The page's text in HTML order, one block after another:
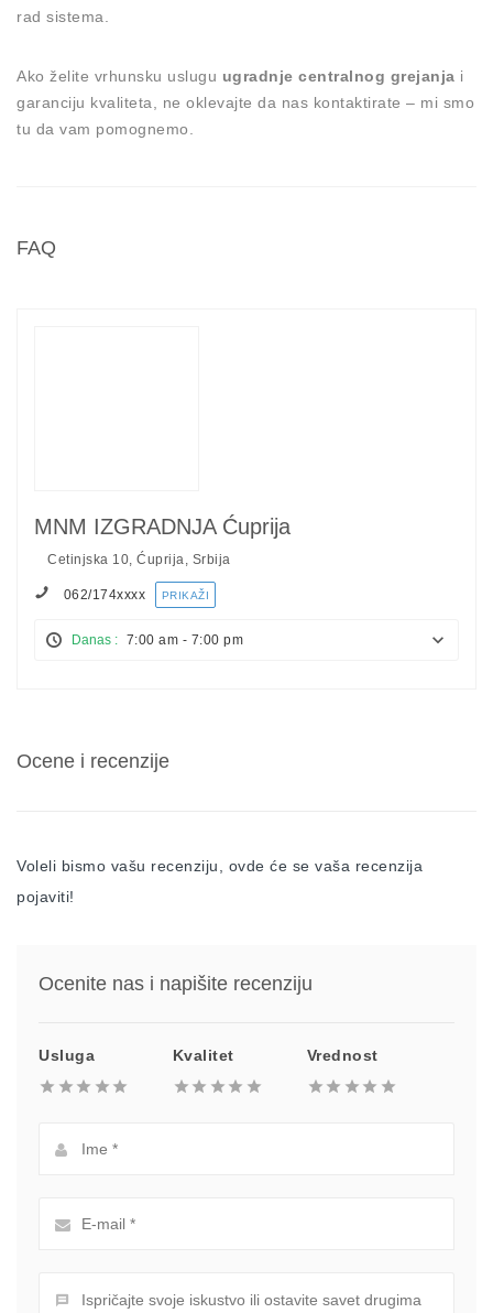
rad sistema.
Ako želite vrhunsku uslugu ugradnje centralnog grejanja i
garanciju kvaliteta, ne oklevajte da nas kontaktirate – mi smo
tu da vam pomognemo.
FAQ
MNM IZGRADNJA Ćuprija
Cetinjska 10, Ćuprija, Srbija
062/174xxxx PRIKAŽI
Danas : 7:00 am - 7:00 pm
Ocene i recenzije
Voleli bismo vašu recenziju, ovde će se vaša recenzija
pojaviti!
Ocenite nas i napišite recenziju
Usluga Kvalitet Vrednost